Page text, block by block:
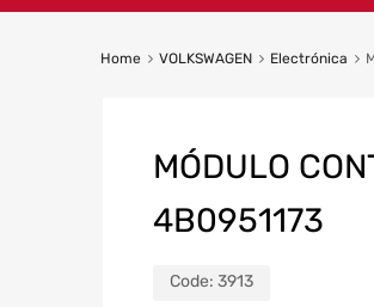
Home VOLKSWAGEN Electrónica
MÓDULO
4B0951173
Code: 3913